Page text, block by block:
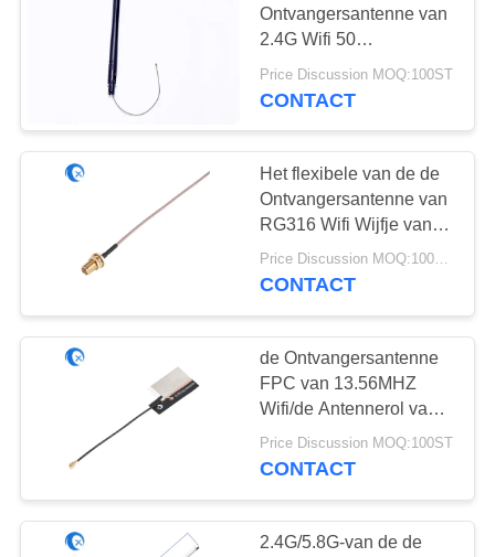
Heliumantenne
de antenne van de
wifiontvanger
17
Ontvangersantenne van
2.4G Wifi 50
OHMimpedantie met
IPEX-Schakelaar
Price Discussion MOQ:100ST
CONTACT
Het flexibele van de de
Ontvangersantenne van
RG316 Wifi Wijfje van
Jumper With RP SMA
Coaxiale
Price Discussion MOQ:100pcs
CONTACT
de Ontvangersantenne
FPC van 13.56MHZ
Wifi/de Antennerol van
NFC/RFID-voor Lezer
Price Discussion MOQ:100ST
CONTACT
2.4G/5.8G-van de de